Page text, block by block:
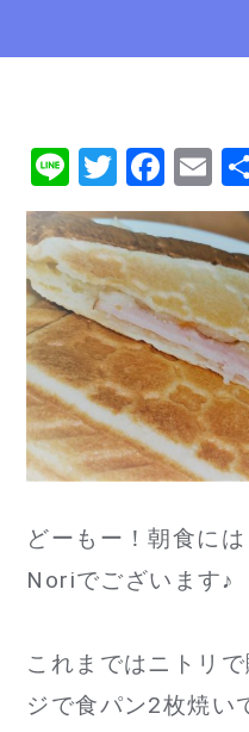
Li
n
e
T
w
it
te
r
F
a
c
e
b
o
o
k
E
m
ai
l
どーもー！朝食に
Noriでございます♪
これまではニトリ
ジで食パン2枚焼い